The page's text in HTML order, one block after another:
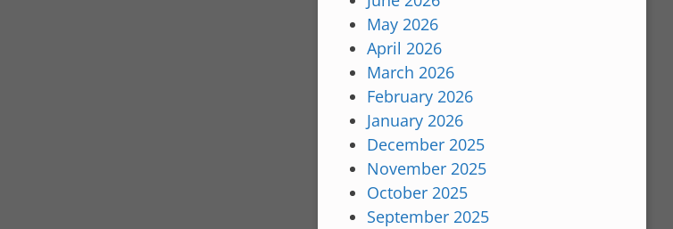
May 2026
April 2026
March 2026
February 2026
January 2026
December 2025
November 2025
October 2025
September 2025